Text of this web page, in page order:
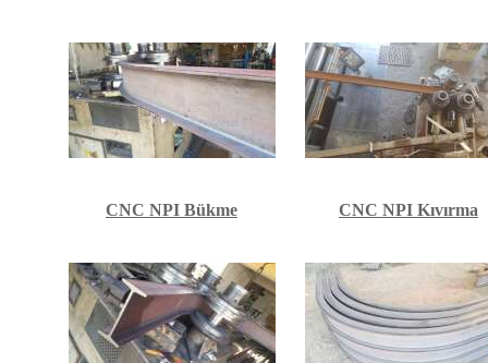
CNC NPI Bükme CNC NPI Kıvırma